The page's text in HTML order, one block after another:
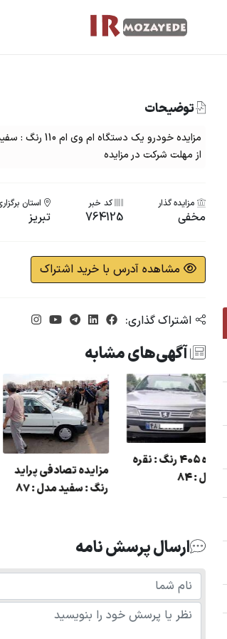
توضیحات
از مهلت شرکت در مزایده
مزایده گذار
مخفی
کد خبر
764125
استان
تبریز
مشاهده آدرس با خرید اشتراک
اشتراک گذاری:
آگهی‌های مشابه
مزایده
ای مدل : 84
مزایده 405 رنگ : نوک
مدادی مدل : 84
ارسال پرسش نامه